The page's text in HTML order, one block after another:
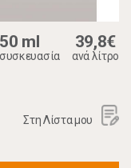
50 ml 39,8€
ανά λίτρο
Στη Λίστα μου